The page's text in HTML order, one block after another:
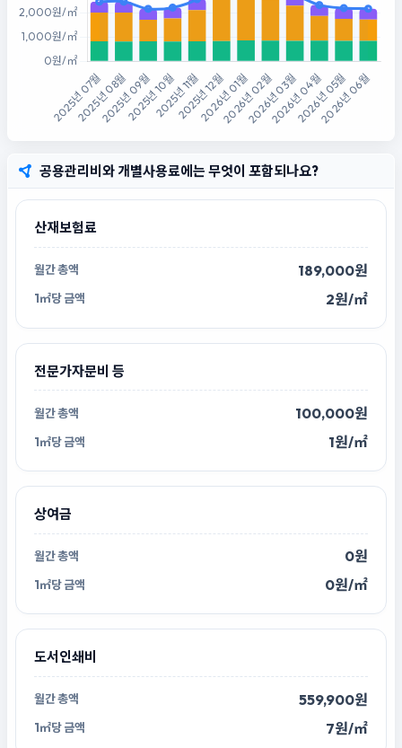
공용관리비와 개별사용료에는 무엇이 포함되나요?
산재보험료
189,000원
2원/㎡
전문가자문비 등
100,000원
1원/㎡
상여금
0원
0원/㎡
도서인쇄비
559,900원
7원/㎡